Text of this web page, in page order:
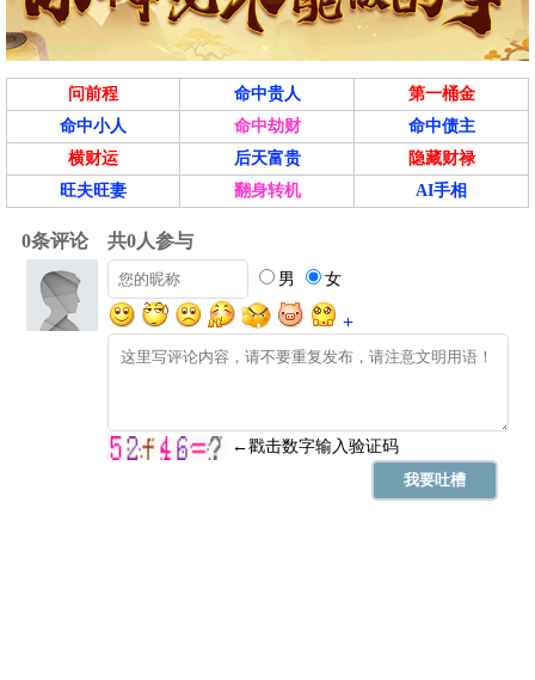
问前程 命中贵人
第一桶金
命中小人
命中劫财
命中债主
横财运
后天富贵
隐藏财禄
旺夫旺妻
翻身转机 AI手相